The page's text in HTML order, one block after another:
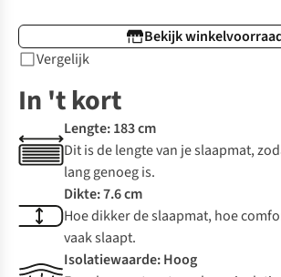
Bekijk
Vergelijk
In 't kort
Lengte: 183 cm
Dit is de lengte van je slaapmat,
lang genoeg is.
Dikte: 7.6 cm
Hoe dikker de slaapmat, hoe
vaak slaapt.
Isolatiewaarde: Hoog